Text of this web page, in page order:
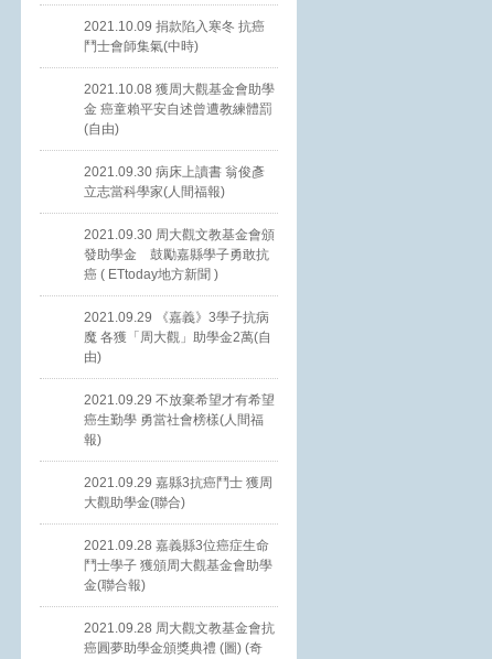
2021.10.09 捐款陷入寒冬 抗癌
鬥士會師集氣(中時)
2021.10.08 獲周大觀基金會助學
金 癌童賴平安自述曾遭教練體罰
(自由)
2021.09.30 病床上讀書 翁俊彥
立志當科學家(人間福報)
2021.09.30 周大觀文教基金會頒
發助學金 鼓勵嘉縣學子勇敢抗
癌 ( ETtoday地方新聞 )
2021.09.29 《嘉義》3學子抗病
魔 各獲「周大觀」助學金2萬(自
由)
2021.09.29 不放棄希望才有希望
癌生勤學 勇當社會榜樣(人間福
報)
2021.09.29 嘉縣3抗癌鬥士 獲周
大觀助學金(聯合)
2021.09.28 嘉義縣3位癌症生命
鬥士學子 獲頒周大觀基金會助學
金(聯合報)
2021.09.28 周大觀文教基金會抗
癌圓夢助學金頒獎典禮 (圖) (奇